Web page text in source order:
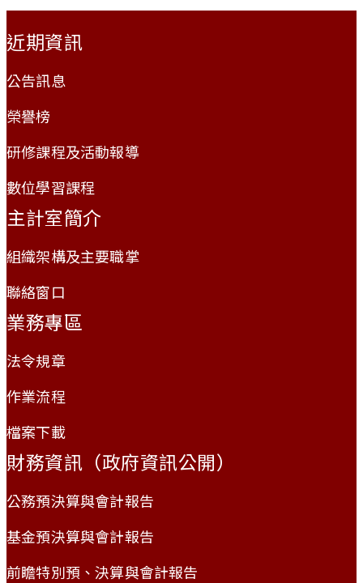
近期資訊
公告訊息
榮譽榜
研修課程及活動報導
數位學習課程
主計室簡介
組織架構及主要職掌
聯絡窗口
業務專區
法令規章
作業流程
檔案下載
財務資訊（政府資訊公開）
公務預決算與會計報告
基金預決算與會計報告
前瞻特別預、決算與會計報告